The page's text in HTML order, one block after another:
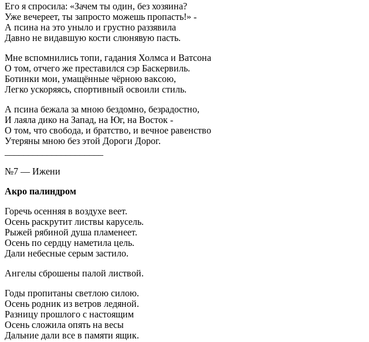
Его я спросила: «Зачем ты один, без хозяина?
Уже вечереет, ты запросто можешь пропасть!» -
А псина на это уныло и грустно раззявила
Давно не видавшую кости слюнявую пасть.
Мне вспомнились топи, гадания Холмса и Ватсона
О том, отчего же преставился сэр Баскервиль.
Ботинки мои, умащённые чёрною ваксою,
Легко ускоряясь, спортивный освоили стиль.
А псина бежала за мною бездомно, безрадостно,
И лаяла дико на Запад, на Юг, на Восток -
О том, что свобода, и братство, и вечное равенство
Утеряны мною без этой Дороги Дорог.
№7 — Ижени
Акро палиндром
Горечь осенняя в воздухе веет.
Осень раскрутит листвы карусель.
Рыжей рябиной душа пламенеет.
Осень по сердцу наметила цель.
Дали небесные серым застило.
Ангелы сброшены палой листвой.
Годы пропитаны светлою силою.
Осень родник из ветров ледяной.
Разницу прошлого с настоящим
Осень сложила опять на весы
Дальние дали все в памяти ящик.